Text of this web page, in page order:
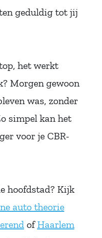
geduldig tot jij
het werkt
Morgen gewoon
was, zonder
simpel kan het
voor je CBR-
hoofdstad? Kijk
auto theorie
ofHaarlem